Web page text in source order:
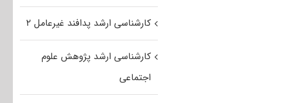
کارشناسی ارشد پدافند غیرعامل ۲
کارشناسی ارشد پژوهش علوم
اجتماعی